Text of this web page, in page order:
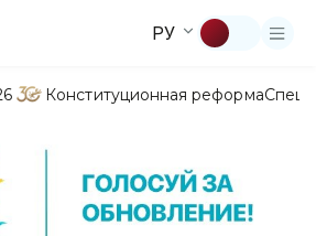
РУ
Конституционная реформа